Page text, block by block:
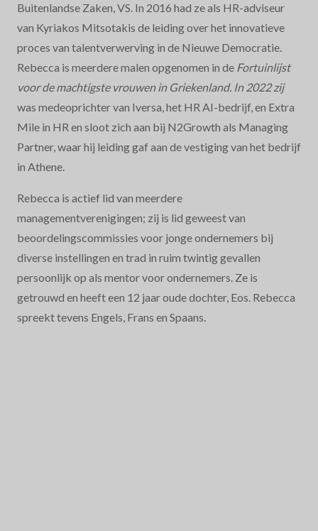
Buitenlandse Zaken, VS. In 2016 had ze als HR-adviseur
van Kyriakos Mitsotakis de leiding over het innovatieve
proces van talentverwerving in de Nieuwe Democratie.
Rebecca is meerdere malen opgenomen in de Fortuinlijst
voor de machtigste vrouwen in Griekenland. In 2022 zij
was medeoprichter van Iversa, het HR AI-bedrijf, en Extra
Mile in HR en sloot zich aan bij N2Growth als Managing
Partner, waar hij leiding gaf aan de vestiging van het bedrijf
in Athene.
Rebecca is actief lid van meerdere
managementverenigingen; zij is lid geweest van
beoordelingscommissies voor jonge ondernemers bij
diverse instellingen en trad in ruim twintig gevallen
persoonlijk op als mentor voor ondernemers. Ze is
getrouwd en heeft een 12 jaar oude dochter, Eos. Rebecca
spreekt tevens Engels, Frans en Spaans.